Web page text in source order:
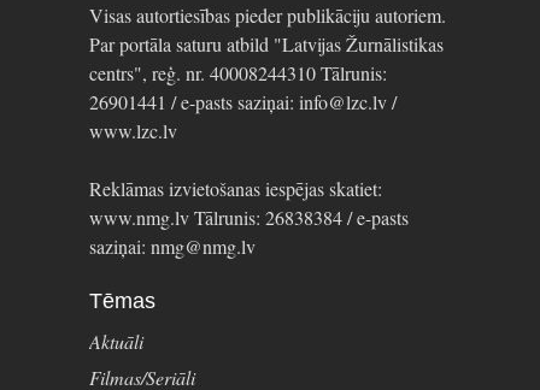
Visas autortiesības pieder publikāciju autoriem.
Par portāla saturu atbild "Latvijas Žurnālistikas
centrs", reģ. nr. 40008244310 Tālrunis:
26901441 / e-pasts saziņai: info@lzc.lv /
www.lzc.lv
Reklāmas izvietošanas iespējas skatiet:
www.nmg.lv Tālrunis: 26838384 / e-pasts
saziņai: nmg@nmg.lv
Tēmas
Aktuāli
Filmas/Seriāli